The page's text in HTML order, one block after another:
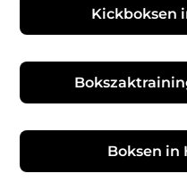
Kickboksen
Boksen in